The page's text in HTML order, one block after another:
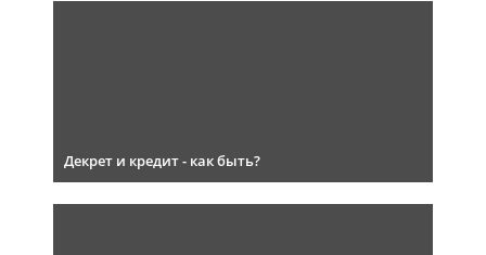
Декрет и кредит - как быть?